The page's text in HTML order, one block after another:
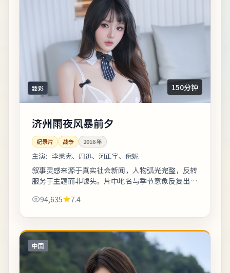
臻彩 150分钟
济州雨夜风暴前夕
纪录片 战争 2016年
主演： 李秉宪、周迅、河正宇、倪妮
叙事灵感来源于真实社会新闻，人物弧光完整，反转
服务于主题而非噱头。片中地名与季节意象反复出
化属正常现象，建议亲自观看并形成独立判断...
94,635 7.4
中国